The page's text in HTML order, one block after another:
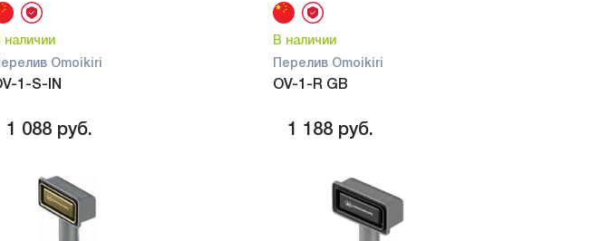
наличии
Omoikiri
1-S-IN
1 088 руб.
В наличии
Перелив Omoikiri
OV-1-R GB
1 188 руб.